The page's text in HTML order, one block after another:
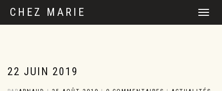
CHEZ MARIE
DÉPLIER
22 JUIN 2019